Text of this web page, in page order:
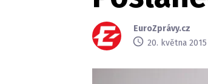
EuroZprávy.cz
20. května